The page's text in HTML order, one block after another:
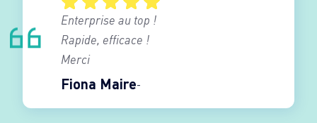
Fiona Maire
Enterprise au top !
Rapide, efficace !
Merci